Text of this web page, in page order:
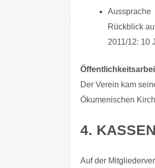
Aussprache
Rückblick
2011/12: 10
Der Verein kam
Ökumenischen
4.
Auf der